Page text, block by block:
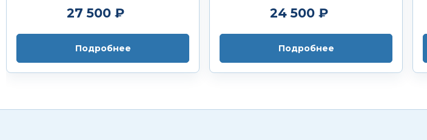
27 500 ₽
Подробнее
24 500 ₽
Подробнее